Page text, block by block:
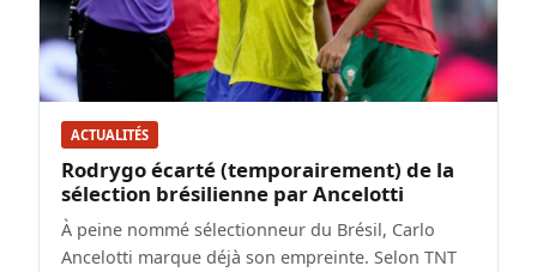
ACTUALITÉS
Rodrygo écarté (temporairement) de la
sélection brésilienne par Ancelotti
À peine nommé sélectionneur du Brésil, Carlo
Ancelotti marque déjà son empreinte. Selon TNT